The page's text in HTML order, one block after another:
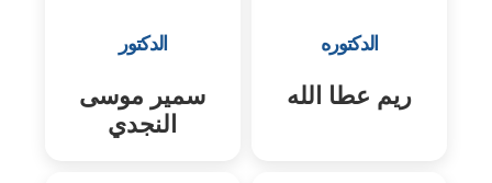
الدكتوره
ريم عطا الله
الدكتور
سمير موسى
النجدي